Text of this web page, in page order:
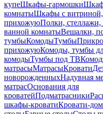
купеШкафы-гармошки
комнатыШкафы с
прихожуюПолки, стеллажи,
ванной комнатыВешалки,
тумбыКомодыТумбы
прихожуюКомоды, тумбы
комодыТумбы под ТВ
матрасыМатрасыКровати
новорожденныхНадувная
матрасОснования для
кроватейПодматрасники
шкафы-кроватиКровати-